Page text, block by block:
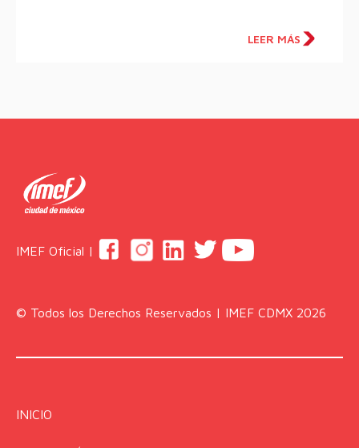
LEER MÁS
IMEF Oficial |
© Todos los Derechos Reservados | IMEF CDMX 2026
INICIO